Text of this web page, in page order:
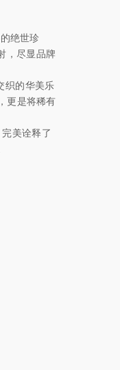
绝世珍
，尽显品牌
织⁠的华美乐
更是将稀有
美诠释了
同而采用独
，敬请咨询